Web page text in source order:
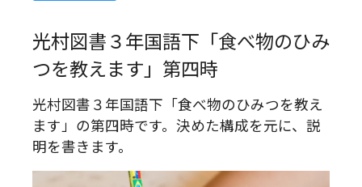
光村図書３年国語下「食べ物のひみ
つを教えます」第四時
光村図書３年国語下「食べ物のひみつを教え
ます」の第四時です。決めた構成を元に、説
明を書きます。